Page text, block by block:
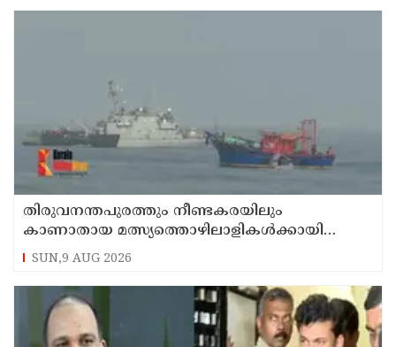
തിരുവനന്തപുരത്തും നീണ്ടകരയിലും
കാണാതായ മത്സ്യത്തൊഴിലാളികള്‍ക്കായി
തിരച്ചില്‍ പത്താം ദിവസത്തിലേക്ക്
SUN,9 AUG 2026